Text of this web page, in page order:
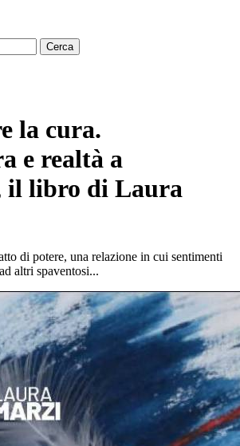
la cura.
e realtà a
il libro di Laura
di potere, una relazione in cui sentimenti
altri spaventosi...